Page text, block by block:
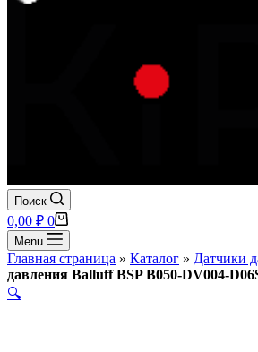
Поиск
Корзина
0,00 ₽ 0
Menu
Главная страница » Каталог » Датчики
давления Balluff BSP B050-DV004-
🔍